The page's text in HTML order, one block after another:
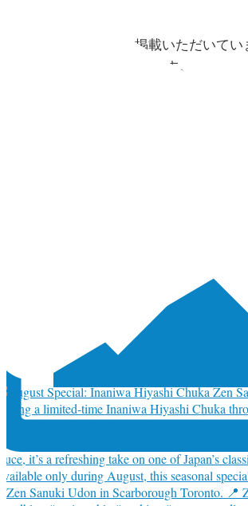
8月号にコラムを掲載いただいてい
ブ版でもご覧いただけます。